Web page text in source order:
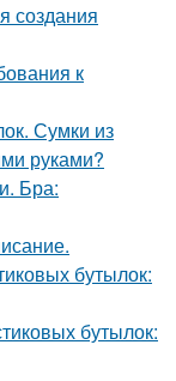
создания
к
Сумки из
руками?
Бра:
бутылок:
бутылок: